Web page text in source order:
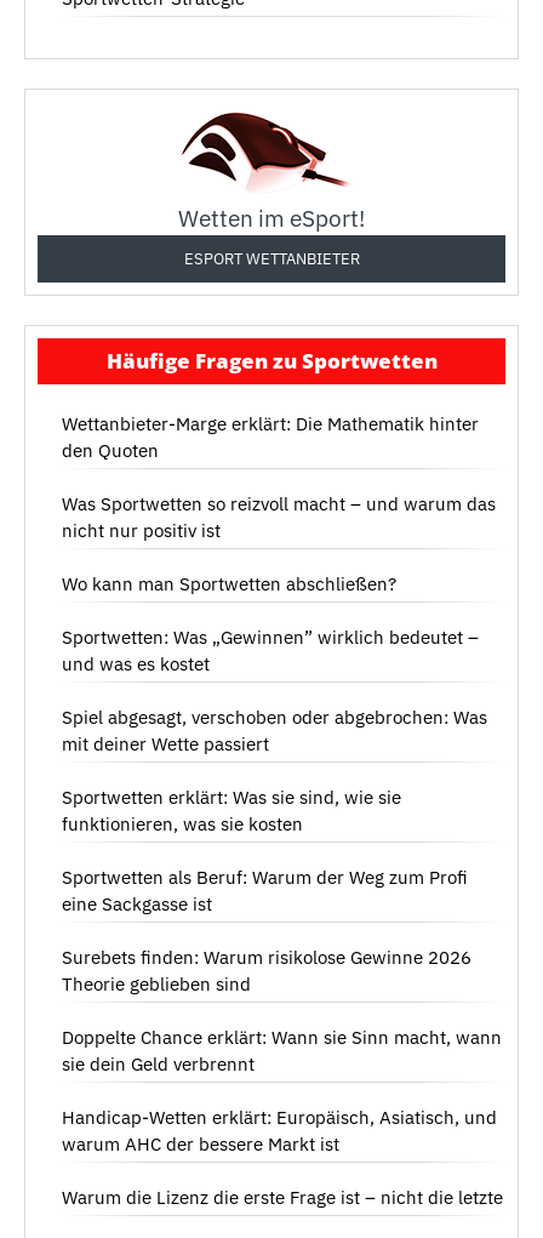
Wetten im eSport!
ESPORT WETTANBIETER
Häufige Fragen zu Sportwetten
Wettanbieter-Marge erklärt: Die Mathematik hinter
den Quoten
Was Sportwetten so reizvoll macht – und warum das
nicht nur positiv ist
Wo kann man Sportwetten abschließen?
Sportwetten: Was „Gewinnen” wirklich bedeutet –
und was es kostet
Spiel abgesagt, verschoben oder abgebrochen: Was
mit deiner Wette passiert
Sportwetten erklärt: Was sie sind, wie sie
funktionieren, was sie kosten
Sportwetten als Beruf: Warum der Weg zum Profi
eine Sackgasse ist
Surebets finden: Warum risikolose Gewinne 2026
Theorie geblieben sind
Doppelte Chance erklärt: Wann sie Sinn macht, wann
sie dein Geld verbrennt
Handicap-Wetten erklärt: Europäisch, Asiatisch, und
warum AHC der bessere Markt ist
Warum die Lizenz die erste Frage ist – nicht die letzte